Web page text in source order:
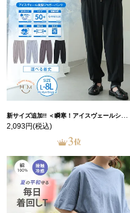
新サイズ追加!! ＜瞬寒！アイスヴェールシリーズ＞ 美脚 ジョガーパンツ 【ウェストゴム】 【ストレッチ】 | 大きいサイズの通販ならハッピーマリリン
2,093円(税込)